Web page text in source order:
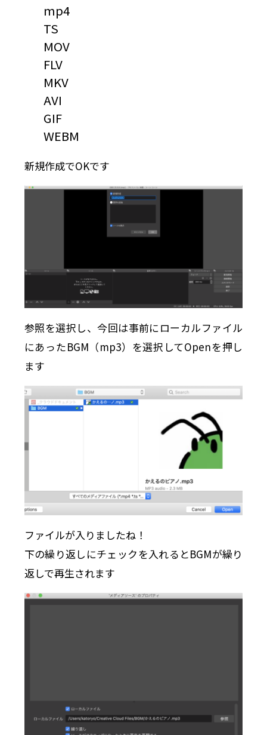
mp4
TS
MOV
FLV
MKV
AVI
GIF
WEBM
新規作成でOKです
参照を選択し、今回は事前にローカルファイル
にあったBGM（mp3）を選択してOpenを押し
ます
ファイルが入りましたね！
下の繰り返しにチェックを入れるとBGMが繰り
返しで再生されます